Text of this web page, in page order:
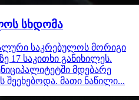
სხდომა
საკრებულოს მორიგი
17 საკითხი განიხილეს.
მდებარე
შეეხებოდა. მათი ნაწილი...